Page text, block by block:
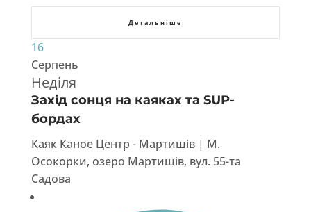
Детальніше
16
Серпень
Неділя
Захід сонця на каяках та SUP-
бордах
Каяк Каное Центр - Мартишів | М.
Осокорки, озеро Мартишів, вул. 55-та
Садова